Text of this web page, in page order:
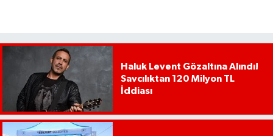
Haluk Levent Gözaltına Alındı!
Savcılıktan 120 Milyon TL
İddiası